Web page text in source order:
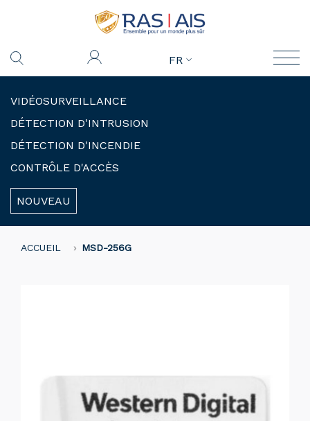
FR
VIDÉOSURVEILLANCE
DÉTECTION D'INTRUSION
DÉTECTION D'INCENDIE
CONTRÔLE D'ACCÈS
NOUVEAU
ACCUEIL MSD-256G